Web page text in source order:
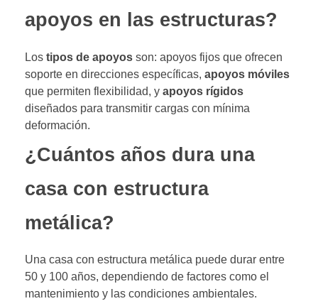
apoyos en las estructuras?
Los tipos de apoyos son: apoyos fijos que ofrecen
soporte en direcciones específicas, apoyos móviles
que permiten flexibilidad, y apoyos rígidos
diseñados para transmitir cargas con mínima
deformación.
¿Cuántos años dura una
casa con estructura
metálica?
Una casa con estructura metálica puede durar entre
50 y 100 años, dependiendo de factores como el
mantenimiento y las condiciones ambientales.